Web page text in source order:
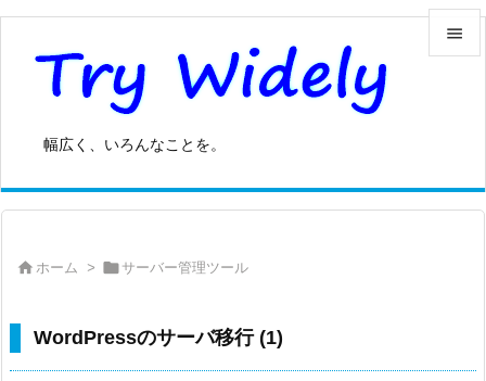
幅広く、いろんなことを。


前へ
 ホーム >  サーバー管理ツール
WordPressのサーバ移行 (1)